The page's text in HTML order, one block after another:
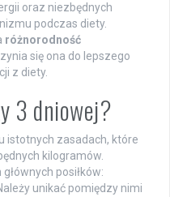
oraz niezbędnych
podczas diety.
różnorodność
się ona do lepszego
z diety.
3 dniowej?
istotnych zasadach, które
kilogramów.
posiłków:
Należy unikać pomiędzy nimi